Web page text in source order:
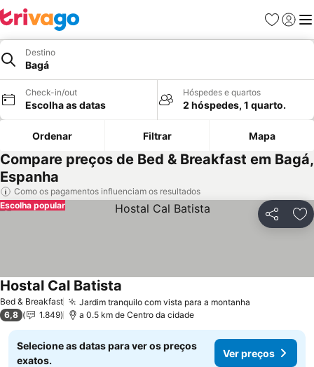
Favoritos
Iniciar
Destino
Bagá
Check-in/out
Escolha as datas
Hóspedes e quartos
2 hóspedes, 1 quarto.
Ordenar Filtrar Mapa
Compare preços de Bed & Breakfast em Bagá,
Espanha
Como os pagamentos influenciam os resultados
Partilhar
Escolha popular
Bed & Breakfast Jardim tranquilo com vista para a montanha
Hostal Cal Batista
6,8 1.849 a 0.5 km de Centro da cidade
Selecione as datas para ver os preços
exatos.
Ver preços